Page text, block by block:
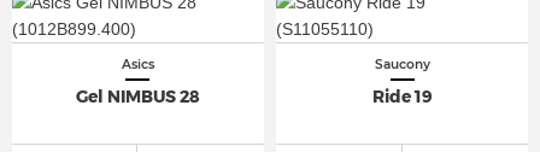
Asics
Gel NIMBUS 28
Saucony
Ride 19